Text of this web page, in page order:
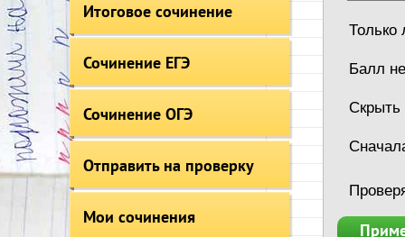
Итоговое сочинение
Сочинение ЕГЭ
Сочинение ОГЭ
Отправить на проверку
Мои сочинения
Только
Балл
Скрыть